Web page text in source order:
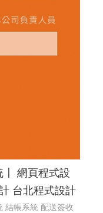
〡 網頁程式設
台北程式設計
結帳系統 配送簽收